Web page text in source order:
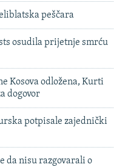
peščara
osudila prijetnje smrću
Kosova odložena, Kurti
dogovor
potpisale zajednički
da nisu razgovarali o